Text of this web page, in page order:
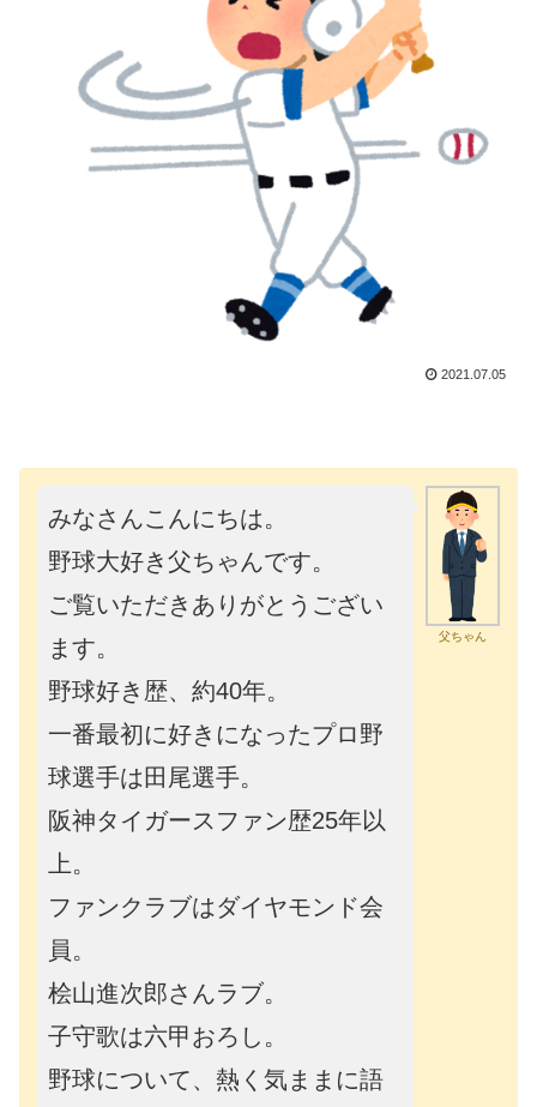
2021.07.05
父ちゃん
みなさんこんにちは。
野球大好き父ちゃんです。
ご覧いただきありがとうござい
ます。
野球好き歴、約40年。
一番最初に好きになったプロ野
球選手は田尾選手。
阪神タイガースファン歴25年以
上。
ファンクラブはダイヤモンド会
員。
桧山進次郎さんラブ。
子守歌は六甲おろし。
野球について、熱く気ままに語